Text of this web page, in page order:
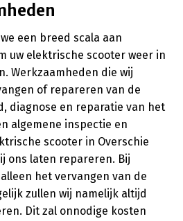
een breed scala aan
uw elektrische scooter weer in
Werkzaamheden die wij
of repareren van de
diagnose en reparatie van het
algemene inspectie en
scooter in Overschie
ons laten repareren. Bij
het vervangen van de
zullen wij namelijk altijd
Dit zal onnodige kosten